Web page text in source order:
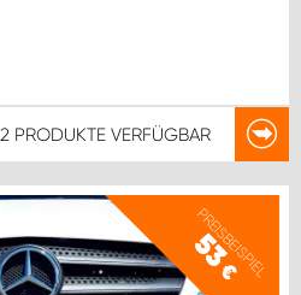
2 PRODUKTE VERFÜGBAR
PREISBEISPIEL
53
€